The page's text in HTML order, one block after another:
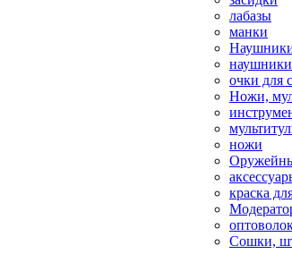
лабазы
манки
наушники
очки для
Ножи,
ножи
краска
Сошки,